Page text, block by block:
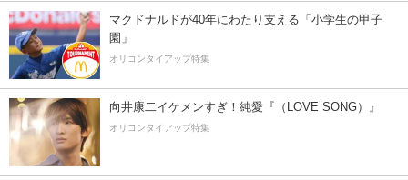
マクドナルドが40年にわたり支える「小学生の甲子
園」
オリコンタイアップ特集
向井康二イケメンすぎ！純愛『（LOVE SONG）』
オリコンタイアップ特集